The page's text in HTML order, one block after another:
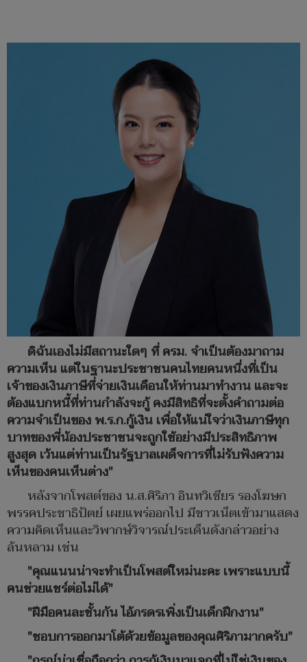
ดิฉันเองไม่มีสถานะใดๆ ที่ ครม. จำเป็นต้องมาถาม
ความเห็น แต่ในฐานะประชาชนคนไทยคนหนึ่งที่เป็น
เจ้าของเงินภาษีที่จ่ายเงินเดือนให้ท่านมาทำงาน และจะ
ต้องแบกหนี้ที่ท่านกำลังจะกู้ คงมีสิทธิที่จะตั้งคำถามต่อ
ความจำเป็นของ พ.ร.ก.กู้เงิน เพื่อให้แน่ใจว่าเงินภาษีทุก
บาทของพี่น้องประชาชนจะถูกใช้อย่างมีประสิทธิภาพ
สูงสุด เว้นแต่ท่านเป็นรัฐบาลเผด็จการที่ไม่รับฟังความ
เห็นของคนเห็นต่าง"
หลังจากโพสต์ของ น.ส.ศิริภา อินทวิเชียร รองโฆษก
พรรคประชาธิปัตย์ เผยแพร่ออกไป มีชาวเน็ตเข้ามาแสดง
ความคิดเห็นและวิพากษ์วิจารณ์ประเด็นดังกล่าวอย่าง
ล้นหลาม เช่น
"คุณแนนน่าจะทำเป็นโพสต์ใหม่นะคะ เพราะแบบนี้
คนช่วยแชร์ต่อไม่ได้"
"ฝีมือคนละชั้นกัน ไอ้ภรดรเพิ่งเป็นเด็กฝึกงาน"
"ชอบการออกมาโต้ด้วยข้อมูลของคุณศิริภามากครับ"